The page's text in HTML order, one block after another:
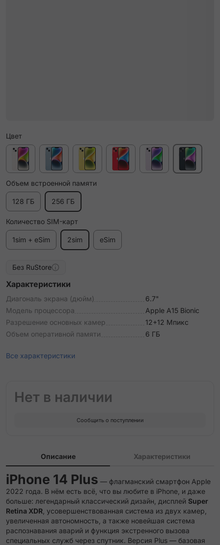
Цвет
Объем встроенной памяти
128 ГБ 256 ГБ
Количество SIM-карт
1sim + eSim 2sim eSim
Без RuStore
Характеристики
Диагональ экрана (дюйм)
6.7"
Модель процессора
Apple A15 Bionic
Разрешение основных камер
12+12 Мпикс
Объем оперативной памяти
6 ГБ
Все характеристики
Нет в наличии
Сообщить о поступлении
Описание Характеристики
iPhone 14 Plus — флагманский смартфон Apple
2022 года. В нём есть всё, что вы любите в iPhone, и даже
больше: легендарный классический дизайн, дисплей Super
Retina XDR , усовершенствованная система из двух камер,
увеличенная автономность, а также новейшая система
распознавания аварий и функция экстренного вызова
специальных служб через спутник. Версия Plus — базовая